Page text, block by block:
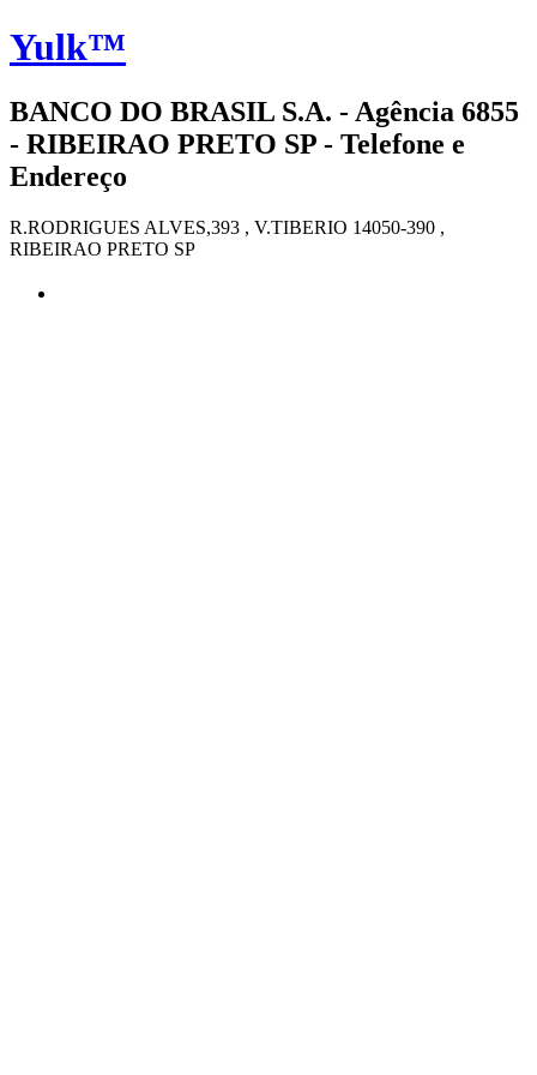
Yulk™
BANCO DO BRASIL S.A. - Agência 6855
- RIBEIRAO PRETO SP - Telefone e
Endereço
R.RODRIGUES ALVES,393 , V.TIBERIO 14050-390 ,
RIBEIRAO PRETO SP